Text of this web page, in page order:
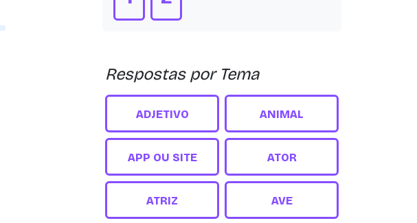
Respostas por Tema
ADJETIVO ANIMAL
APP OU SITE ATOR
ATRIZ AVE